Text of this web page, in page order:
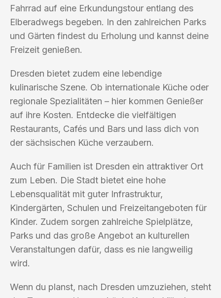
Fahrrad auf eine Erkundungstour entlang des
Elberadwegs begeben. In den zahlreichen Parks
und Gärten findest du Erholung und kannst deine
Freizeit genießen.
Dresden bietet zudem eine lebendige
kulinarische Szene. Ob internationale Küche oder
regionale Spezialitäten – hier kommen Genießer
auf ihre Kosten. Entdecke die vielfältigen
Restaurants, Cafés und Bars und lass dich von
der sächsischen Küche verzaubern.
Auch für Familien ist Dresden ein attraktiver Ort
zum Leben. Die Stadt bietet eine hohe
Lebensqualität mit guter Infrastruktur,
Kindergärten, Schulen und Freizeitangeboten für
Kinder. Zudem sorgen zahlreiche Spielplätze,
Parks und das große Angebot an kulturellen
Veranstaltungen dafür, dass es nie langweilig
wird.
Wenn du planst, nach Dresden umzuziehen, steht